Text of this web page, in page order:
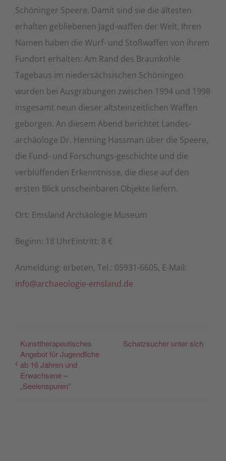
Schöninger Speere. Damit sind sie die ältesten
erhalten gebliebenen Jagd-waffen der Welt. Ihren
Namen haben die Wurf- und Stoßwaffen von ihrem
Fundort erhalten: Am Rand des Braunkohle
Tagebaus im niedersächsischen Schöningen
wurden bei Ausgrabungen zwischen 1994 und 1998
insgesamt neun dieser altsteinzeitlichen Waffen
geborgen. An diesem Abend berichtet Landes-
archäologe Dr. Henning Hassman über die Speere,
die Fund- und Forschungs-geschichte und die
verblüffenden Erkenntnisse, die diese auf den
ersten Blick unscheinbaren Objekte liefern.
Ort: Emsland Archäologie Museum
Beginn: 18 UhrEintritt: 8 €
Anmeldung: erbeten, Tel.: 05931-6605, E-Mail:
info@archaeologie-emsland.de
Kunsttherapeutisches
Angebot für Jugendliche
ab 16 Jahren und
Erwachsene –
„Seelenspuren“
Schatzsucher unter sich